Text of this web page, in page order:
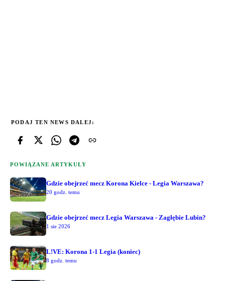
PODAJ TEN NEWS DALEJ:
POWIĄZANE ARTYKUŁY
Gdzie obejrzeć mecz Korona Kielce - Legia Warszawa?
20 godz. temu
Gdzie obejrzeć mecz Legia Warszawa - Zagłębie Lubin?
1 sie 2026
L!VE: Korona 1-1 Legia (koniec)
8 godz. temu